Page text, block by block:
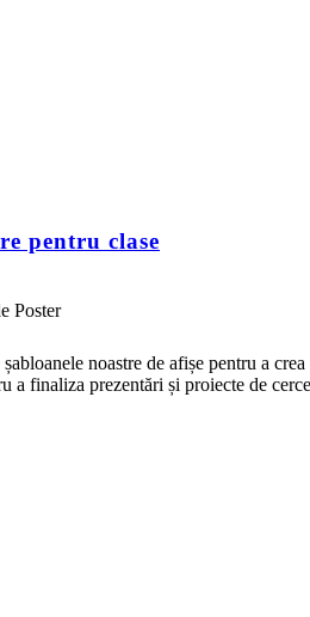
pentru clase
Poster
noastre de afișe pentru a
a finaliza prezentări și proiecte de